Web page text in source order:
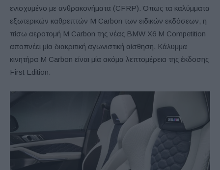
ενισχυμένο με ανθρακονήματα (CFRP). Όπως τα καλύμματα
εξωτερικών καθρεπτών M Carbon των ειδικών εκδόσεων, η
πίσω αεροτομή M Carbon της νέας BMW X6 M Competition
αποπνέει μία διακριτική αγωνιστική αίσθηση. Κάλυμμα
κινητήρα M Carbon είναι μία ακόμα λεπτομέρεια της έκδοσης
First Edition.